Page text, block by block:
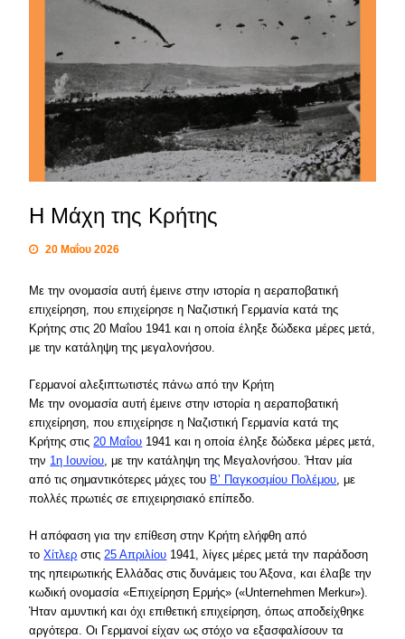
Η Μάχη της Κρήτης
20 Μαΐου 2026
Με την ονομασία αυτή έμεινε στην ιστορία η αεραποβατική
επιχείρηση, που επιχείρησε η Ναζιστική Γερμανία κατά της
Κρήτης στις 20 Μαΐου 1941 και η οποία έληξε δώδεκα μέρες μετά,
με την κατάληψη της μεγαλονήσου.
Γερμανοί αλεξιπτωτιστές πάνω από την Κρήτη
Με την ονομασία αυτή έμεινε στην ιστορία η αεραποβατική
επιχείρηση, που επιχείρησε η Ναζιστική Γερμανία κατά της
Κρήτης στις20 Μαΐου 1941 και η οποία έληξε δώδεκα μέρες μετά,
την 1η Ιουνίου, με την κατάληψη της Μεγαλονήσου. Ήταν μία
από τις σημαντικότερες μάχες του Β’ Παγκοσμίου Πολέμου, με
πολλές πρωτιές σε επιχειρησιακό επίπεδο.
Η απόφαση για την επίθεση στην Κρήτη ελήφθη από
τοΧίτλερ στις25 Απριλίου 1941, λίγες μέρες μετά την παράδοση
της ηπειρωτικής Ελλάδας στις δυνάμεις του Άξονα, και έλαβε την
κωδική ονομασία «Επιχείρηση Ερμής» («Unternehmen Merkur»).
Ήταν αμυντική και όχι επιθετική επιχείρηση, όπως αποδείχθηκε
αργότερα. Οι Γερμανοί είχαν ως στόχο να εξασφαλίσουν τα